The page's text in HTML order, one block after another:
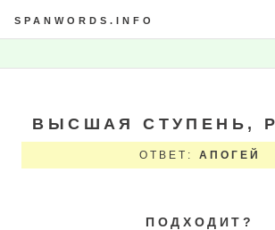
SPANWORDS.INFO
ВЫСШАЯ СТУПЕНЬ,
ОТВЕТ: АПОГЕЙ
ПОДХОДИТ?